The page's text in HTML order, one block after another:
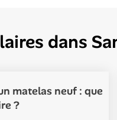
dans
matelas neuf : que
?